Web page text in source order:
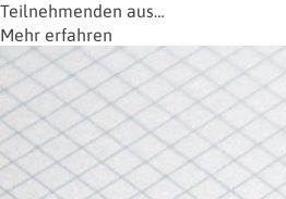
Teilnehmenden aus…
Mehr erfahren